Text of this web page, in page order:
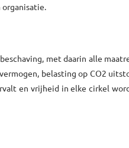
organisatie.
met daarin alle
belasting op CO2
en vrijheid in elke cirkel